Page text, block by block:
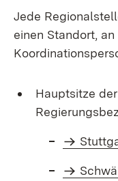
Jede
einen Standort,
Hauptsitze